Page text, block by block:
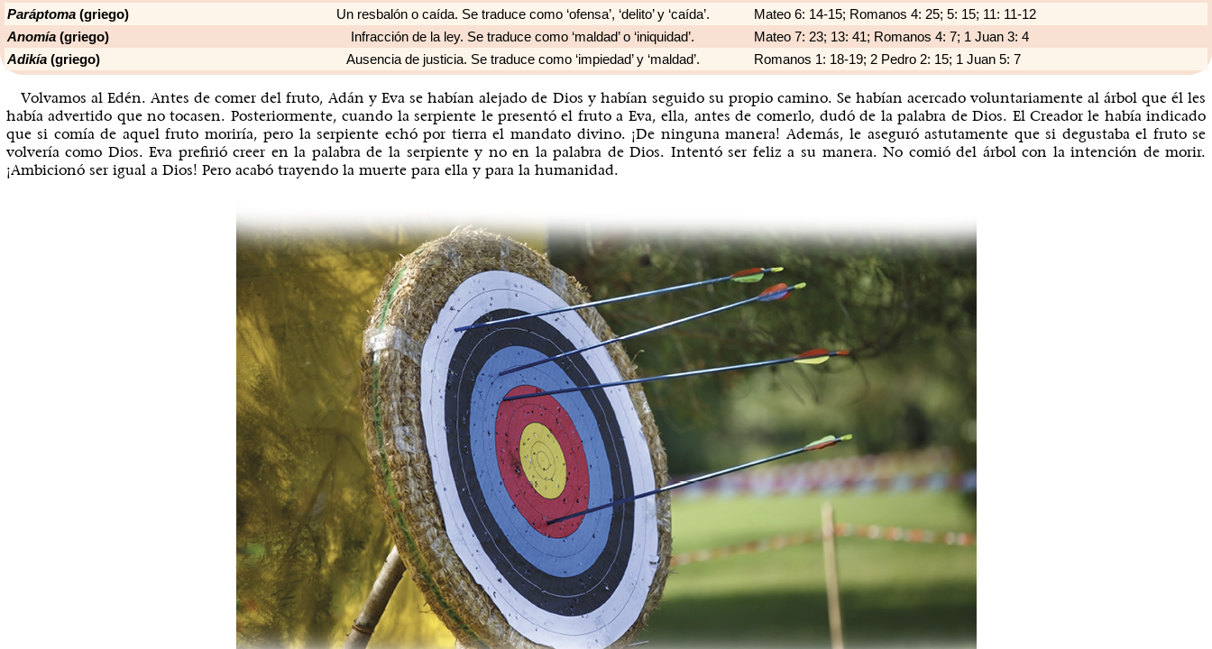
Paráptoma (griego) Un resbalón o caída. Se traduce como ‘ofensa’, ‘delito’ y ‘caída’.
Mateo 6: 14-15; Romanos 4: 25; 5: 15; 11: 11-12
Anomía (griego) Infracción de la ley. Se traduce como ‘maldad’ o ‘iniquidad’.
Mateo 7: 23; 13: 41; Romanos 4: 7; 1 Juan 3: 4
Adikía (griego) Ausencia de justicia. Se traduce como ‘impiedad’ y ‘maldad’. Romanos 1: 18-19; 2 Pedro 2: 15; 1 Juan 5: 7
Volvamos al Edén. Antes de comer del fruto, Adán y Eva se habían alejado de Dios y habían seguido su propio camino. Se habían acercado voluntariamente al árbol que él les
había advertido que no tocasen. Posteriormente, cuando la serpiente le presentó el fruto a Eva, ella, antes de comerlo, dudó de la palabra de Dios. El Creador le había indicado
que si comía de aquel fruto moriría, pero la serpiente echó por tierra el mandato divino. ¡De ninguna manera! Además, le aseguró astutamente que si degustaba el fruto se
volvería como Dios. Eva prefirió creer en la palabra de la serpiente y no en la palabra de Dios. Intentó ser feliz a su manera. No comió del árbol con la intención de morir.
¡Ambicionó ser igual a Dios! Pero acabó trayendo la muerte para ella y para la humanidad.